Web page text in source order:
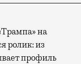
на
ролик: из
профиль